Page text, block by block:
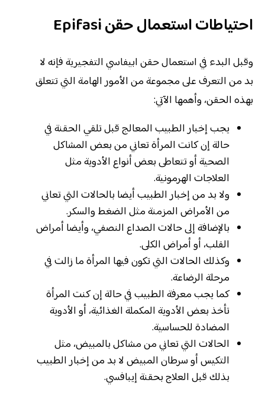
احتياطات استعمال حقن Epifasi
وقبل البدء في استعمال حقن ابيفاسي التفجيرية فإنه لا
بد من التعرف على مجموعة من الأمور الهامة التي تتعلق
بهذه الحقن، وأهمها الآتي:
يجب إخبار الطبيب المعالج قبل تلقي الحقنة في
حالة إن كانت المرأة تعاني من بعض المشاكل
الصحية أو تتعاطى بعض أنواع الأدوية مثل
العلاجات الهرمونية.
ولا بد من إخبار الطبيب أيضا بالحالات التي تعاني
من الأمراض المزمنة مثل الضغط والسكر.
بالإضافة إلى حالات الصداع النصفي، وأيضا أمراض
القلب، أو أمراض الكلى.
وكذلك الحالات التي تكون فيها المرأة ما زالت في
مرحلة الرضاعة.
كما يجب معرفة الطبيب في حالة إن كنت المرأة
تأخذ بعض الأدوية المكملة الغذائية، أو الأدوية
المضادة للحساسية.
الحالات التي تعاني من مشاكل بالمبيض، مثل
التكيس أو سرطان المبيض لا بد من إخبار الطبيب
بذلك قبل العلاج بحقنة إيبافسي.